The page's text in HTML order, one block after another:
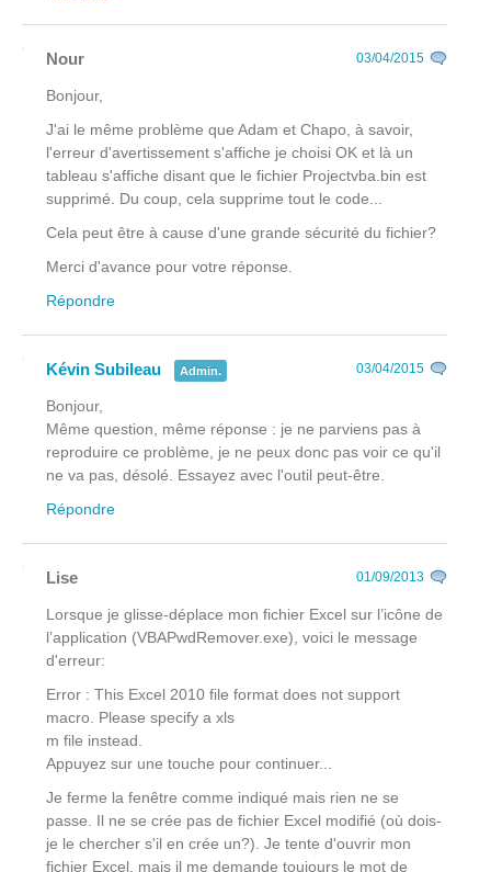
Nour 03/04/2015
Bonjour,
J'ai le même problème que Adam et Chapo, à savoir,
l'erreur d'avertissement s'affiche je choisi OK et là un
tableau s'affiche disant que le fichier Projectvba.bin est
supprimé. Du coup, cela supprime tout le code...
Cela peut être à cause d'une grande sécurité du fichier?
Merci d'avance pour votre réponse.
Répondre
Kévin Subileau Admin. 03/04/2015
Bonjour,
Même question, même réponse : je ne parviens pas à
reproduire ce problème, je ne peux donc pas voir ce qu'il
ne va pas, désolé. Essayez avec l'outil peut-être.
Répondre
Lise 01/09/2013
Lorsque je glisse-déplace mon fichier Excel sur l’icône de
l’application (VBAPwdRemover.exe), voici le message
d'erreur:
Error : This Excel 2010 file format does not support
macro. Please specify a xls
m file instead.
Appuyez sur une touche pour continuer...
Je ferme la fenêtre comme indiqué mais rien ne se
passe. Il ne se crée pas de fichier Excel modifié (où dois-
je le chercher s'il en crée un?). Je tente d'ouvrir mon
fichier Excel, mais il me demande toujours le mot de